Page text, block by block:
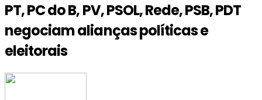
PT, PC do B, PV, PSOL, Rede, PSB, PDT
negociam alianças políticas e
eleitorais